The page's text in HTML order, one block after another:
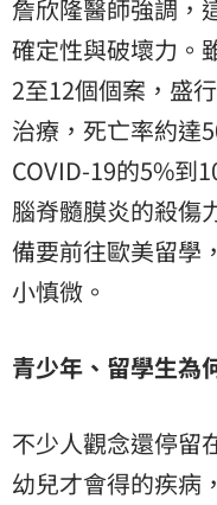
詹欣隆醫師強調，
確定性與破壞力。
2至12個個案，盛
治療，死亡率約達
COVID-19的5%到
腦脊髓膜炎的殺傷
備要前往歐美留學
小慎微。
青少年、留學生為
不少人觀念還停留
幼兒才會得的疾病